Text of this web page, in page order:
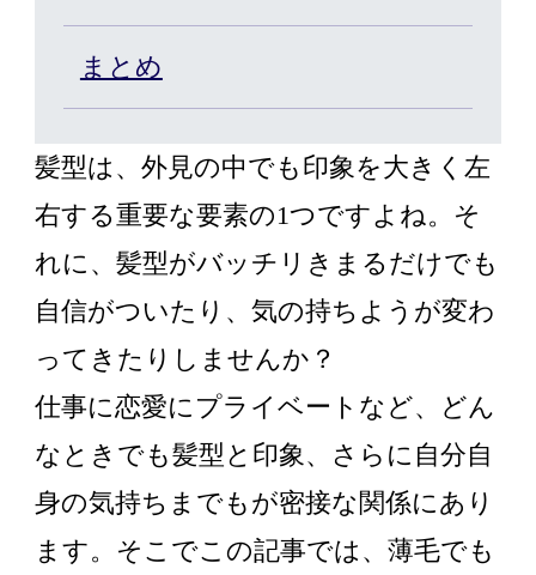
無料相談・お試し体験
料金プラン
スヴェンソンのこだわり
店舗一覧 Q&A 資料請求
まとめ
髪型は、外見の中でも印象を大きく左
右する重要な要素の1つですよね。そ
れに、髪型がバッチリきまるだけでも
自信がついたり、気の持ちようが変わ
ってきたりしませんか？
仕事に恋愛にプライベートなど、どん
なときでも髪型と印象、さらに自分自
身の気持ちまでもが密接な関係にあり
ます。そこでこの記事では、薄毛でも